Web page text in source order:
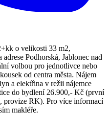
o velikosti 33 m2,
Podhorská, Jablonec nad
volbou pro jednotlivce nebo
od centra města. Nájem
a elektřina v režii nájemce
do bydlení 26.900,- Kč (první
provize RK). Pro více informací
makléře.